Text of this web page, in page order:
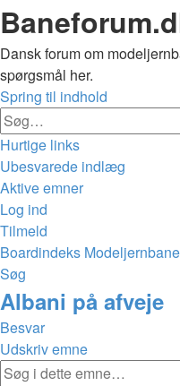
Dansk forum om
spørgsmål her.
Spring til indhold
Hurtige links
Ubesvarede indlæg
Aktive emner
Log ind
Tilmeld
Boardindeks
Søg
Albani på afveje
Besvar
Udskriv emne